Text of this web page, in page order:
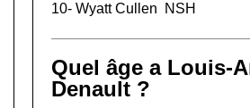
10- Wyatt Cullen NSH
Quel âge a Louis-
Denault ?